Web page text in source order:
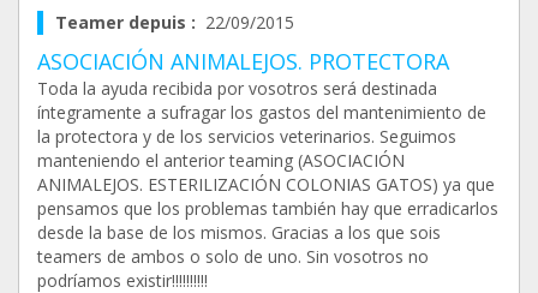
Teamer depuis : 22/09/2015
ASOCIACIÓN ANIMALEJOS. PROTECTORA
Toda la ayuda recibida por vosotros será destinada
íntegramente a sufragar los gastos del mantenimiento de
la protectora y de los servicios veterinarios. Seguimos
manteniendo el anterior teaming (ASOCIACIÓN
ANIMALEJOS. ESTERILIZACIÓN COLONIAS GATOS) ya que
pensamos que los problemas también hay que erradicarlos
desde la base de los mismos. Gracias a los que sois
teamers de ambos o solo de uno. Sin vosotros no
podríamos existir!!!!!!!!!!